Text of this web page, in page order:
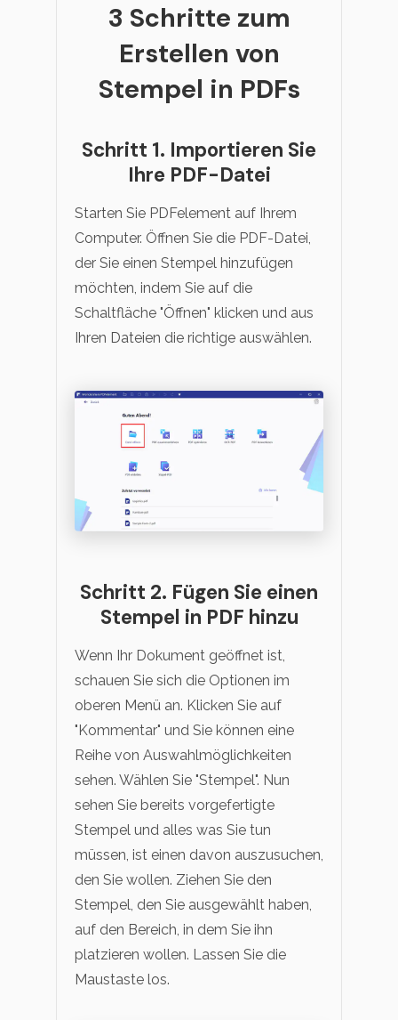
3 Schritte zum
Erstellen von
Stempel in PDFs
Schritt 1. Importieren Sie
Ihre PDF-Datei
Starten Sie PDFelement auf Ihrem
Computer. Öffnen Sie die PDF-Datei,
der Sie einen Stempel hinzufügen
möchten, indem Sie auf die
Schaltfläche "Öffnen" klicken und aus
Ihren Dateien die richtige auswählen.
Schritt 2. Fügen Sie einen
Stempel in PDF hinzu
Wenn Ihr Dokument geöffnet ist,
schauen Sie sich die Optionen im
oberen Menü an. Klicken Sie auf
"Kommentar" und Sie können eine
Reihe von Auswahlmöglichkeiten
sehen. Wählen Sie "Stempel". Nun
sehen Sie bereits vorgefertigte
Stempel und alles was Sie tun
müssen, ist einen davon auszusuchen,
den Sie wollen. Ziehen Sie den
Stempel, den Sie ausgewählt haben,
auf den Bereich, in dem Sie ihn
platzieren wollen. Lassen Sie die
Maustaste los.